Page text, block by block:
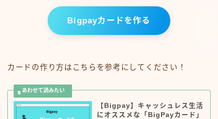
Bigpayカードを作る
カードの作り方はこちらを参考にしてください！
【Bigpay】キャッシュレス生活
にオススメな「BigPayカード」